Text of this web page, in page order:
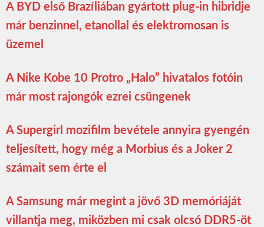
A BYD első Brazíliában gyártott plug-in hibridje
már benzinnel, etanollal és elektromosan is
üzemel
A Nike Kobe 10 Protro „Halo” hivatalos fotóin
már most rajongók ezrei csüngenek
A Supergirl mozifilm bevétele annyira gyengén
teljesített, hogy még a Morbius és a Joker 2
számait sem érte el
A Samsung már megint a jövő 3D memóriáját
villantja meg, miközben mi csak olcsó DDR5-öt